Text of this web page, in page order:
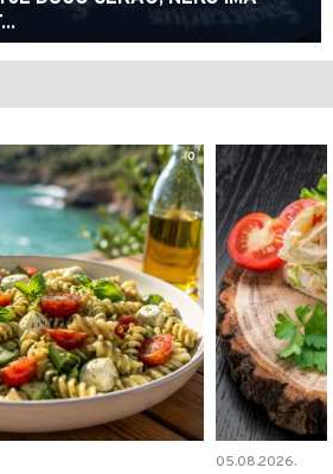
0
05.08.2026.